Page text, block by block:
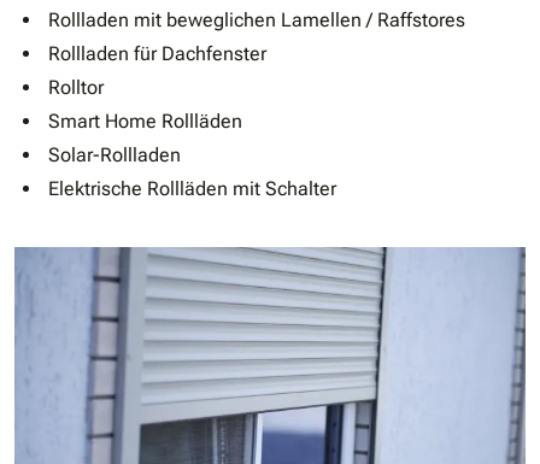
Rollladen mit beweglichen Lamellen / Raffstores
Rollladen für Dachfenster
Rolltor
Smart Home Rollläden
Solar-Rollladen
Elektrische Rollläden mit Schalter